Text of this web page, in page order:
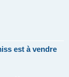
est à vendre